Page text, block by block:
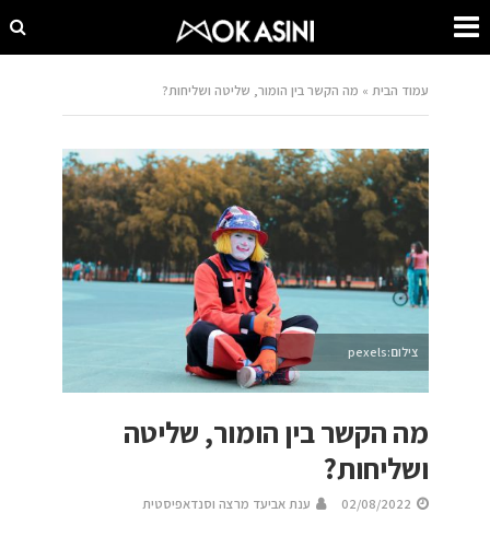
עמוד הבית » מה הקשר בין הומור, שליטה ושליחות?
צילום:pexels
מה הקשר בין הומור, שליטה
ושליחות?
02/08/2022 ענת אביעד מרצה וסנדאפיסטית